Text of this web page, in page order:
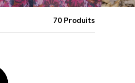
70 Produits